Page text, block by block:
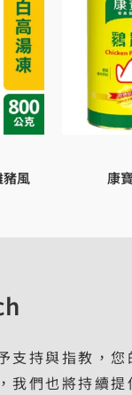
風
康
支持與指教，您
我們也將持續提